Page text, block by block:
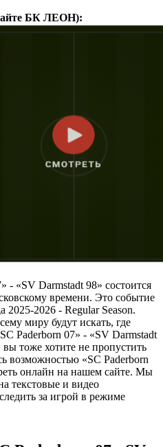
БК ЛЕОН):
- «SV Darmstadt 98» состоится
времени. Это событие
2025-2026 - Regular Season.
миру будут искать, где
Paderborn 07» - «SV Darmstadt
тоже хотите не пропустить
возможностью «SC Paderborn
онлайн на нашем сайте. Мы
текстовые и видео
за игрой в режиме